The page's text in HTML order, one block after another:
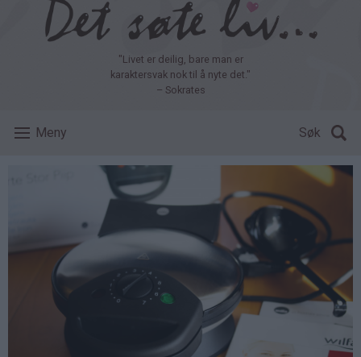
"Livet er deilig, bare man er
karaktersvak nok til å nyte det."
– Sokrates
Meny Søk